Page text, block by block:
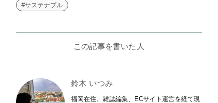
#サステナブル
この記事を書いた人
鈴木 いつみ
福岡在住。雑誌編集、ECサイト運営を経て現